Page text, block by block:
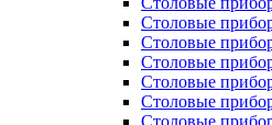
Столовые
Столовые
Столовые
Столовые
Столовые